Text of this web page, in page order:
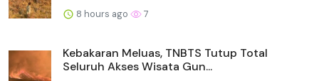
8 hours ago 7
Kebakaran Meluas, TNBTS Tutup Total
Seluruh Akses Wisata Gun...